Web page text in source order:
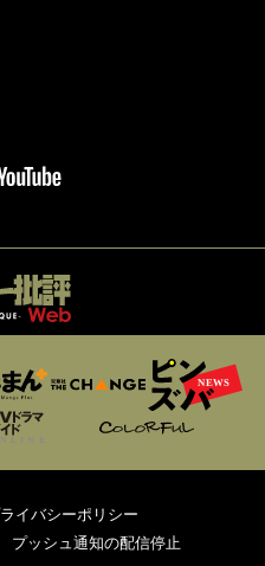
イバシーポリシー
プッシュ通知の配信停止